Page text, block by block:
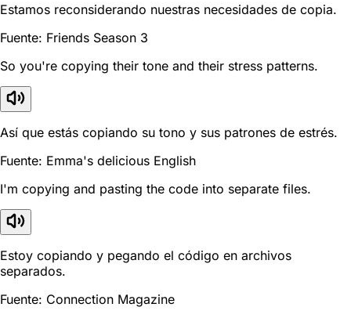
Estamos reconsiderando nuestras necesidades de copia.
Fuente: Friends Season 3
So you're copying their tone and their stress patterns.
Así que estás copiando su tono y sus patrones de estrés.
Fuente: Emma's delicious English
I'm copying and pasting the code into separate files.
Estoy copiando y pegando el código en archivos
separados.
Fuente: Connection Magazine